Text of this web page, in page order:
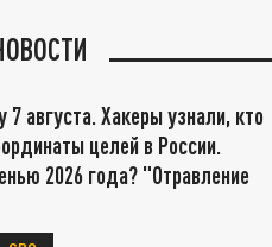
7 августа. Хакеры узнали, кто
целей в России.
2026 года? "Отравление